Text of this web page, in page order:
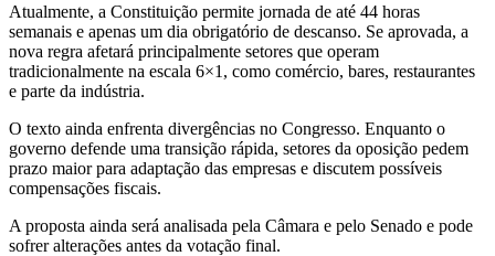
Atualmente, a Constituição permite jornada de até 44 horas
semanais e apenas um dia obrigatório de descanso. Se aprovada, a
nova regra afetará principalmente setores que operam
tradicionalmente na escala 6×1, como comércio, bares, restaurantes
e parte da indústria.
O texto ainda enfrenta divergências no Congresso. Enquanto o
governo defende uma transição rápida, setores da oposição pedem
prazo maior para adaptação das empresas e discutem possíveis
compensações fiscais.
A proposta ainda será analisada pela Câmara e pelo Senado e pode
sofrer alterações antes da votação final.